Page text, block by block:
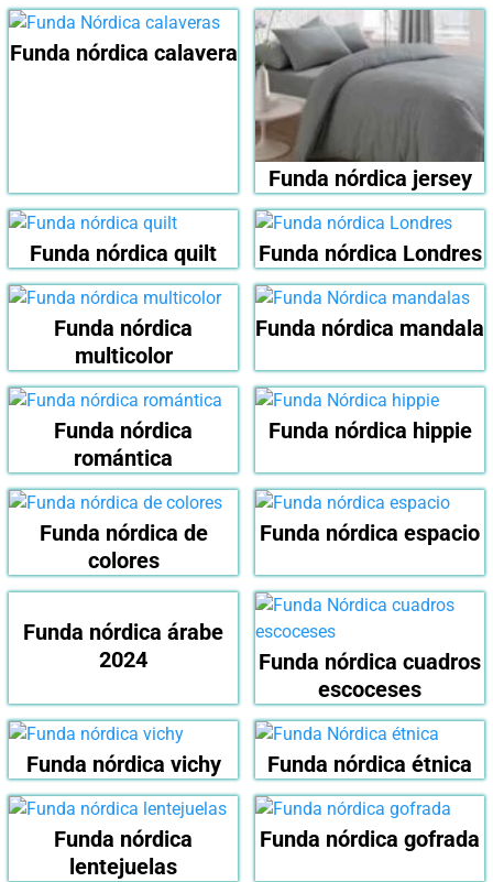
Funda nórdica calavera
Funda nórdica jersey
Funda nórdica quilt Funda nórdica Londres
Funda nórdica
multicolor
Funda nórdica mandala
Funda nórdica
romántica
Funda nórdica hippie
Funda nórdica de
colores
Funda nórdica espacio
Funda nórdica árabe
2024
Funda nórdica cuadros
escoceses
Funda nórdica vichy Funda nórdica étnica
Funda nórdica
lentejuelas
Funda nórdica gofrada